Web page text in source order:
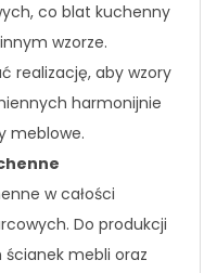
co blat kuchenny
wzorze.
realizację, aby wzory
harmonijnie
meblowe.
w całości
Do produkcji
mebli oraz